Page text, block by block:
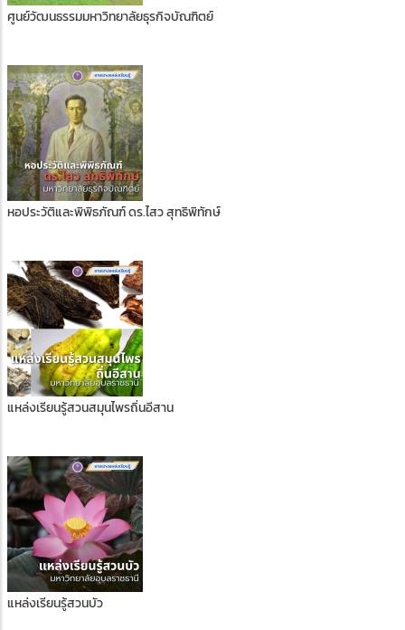
ศูนย์วัฒนธรรมมหาวิทยาลัยธุรกิจบัณฑิตย์
หอประวัติและพิพิธภัณฑ์ ดร.ไสว สุทธิพิทักษ์
แหล่งเรียนรู้สวนสมุนไพรถิ่นอีสาน
แหล่งเรียนรู้สวนบัว